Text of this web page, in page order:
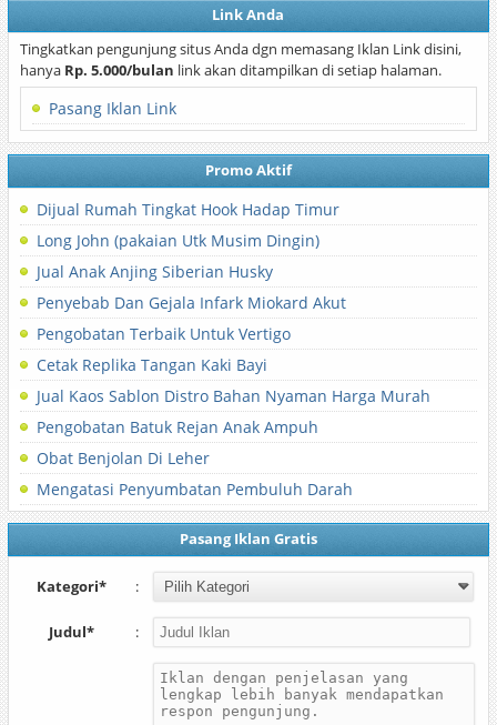
Link Anda
Tingkatkan pengunjung situs Anda dgn memasang Iklan Link disini,
hanya Rp. 5.000/bulan link akan ditampilkan di setiap halaman.
Pasang Iklan Link
Promo Aktif
Dijual Rumah Tingkat Hook Hadap Timur
Long John (pakaian Utk Musim Dingin)
Jual Anak Anjing Siberian Husky
Penyebab Dan Gejala Infark Miokard Akut
Pengobatan Terbaik Untuk Vertigo
Cetak Replika Tangan Kaki Bayi
Jual Kaos Sablon Distro Bahan Nyaman Harga Murah
Pengobatan Batuk Rejan Anak Ampuh
Obat Benjolan Di Leher
Mengatasi Penyumbatan Pembuluh Darah
Pasang Iklan Gratis
Kategori* :
Judul* :